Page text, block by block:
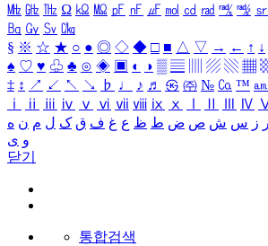
㎒ ㎓ ㎔ Ω ㏀ ㏁ ㎊ ㎋ ㎌ ㏖ ㏅ ㎭ ㎮ ㎯ ㏛
㏃ ㏉ ㏜ ㏆
§ ※ ☆ ★ ○ ● ◎ ◇ ◆ □ ■ △ ▽ → ← ↑ ↓
♠ ♡ ♥ ♧ ♣ ⊙ ◈ ▣ ◐ ◑ ▒ ▤ ▨ ▧ ▦
‡ ↕ ↗ ↙ ↖ ↘ ♭ ♩ ♪ ♬ ㉿ ㈜ № ㏇ ™ ㏂
ⅰ
ⅱ ⅲ ⅳ ⅴ ⅵ ⅶ ⅷ ⅸ ⅹ Ⅳ
ر ز س ش ص ض ط ظ ع غ ف ق ک ل م ن ه
و ی
닫기
통합검색